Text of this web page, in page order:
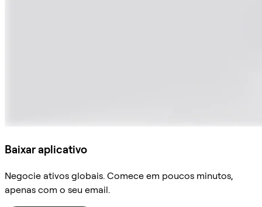
Baixar aplicativo
Negocie ativos globais. Comece em poucos minutos,
apenas com o seu email.